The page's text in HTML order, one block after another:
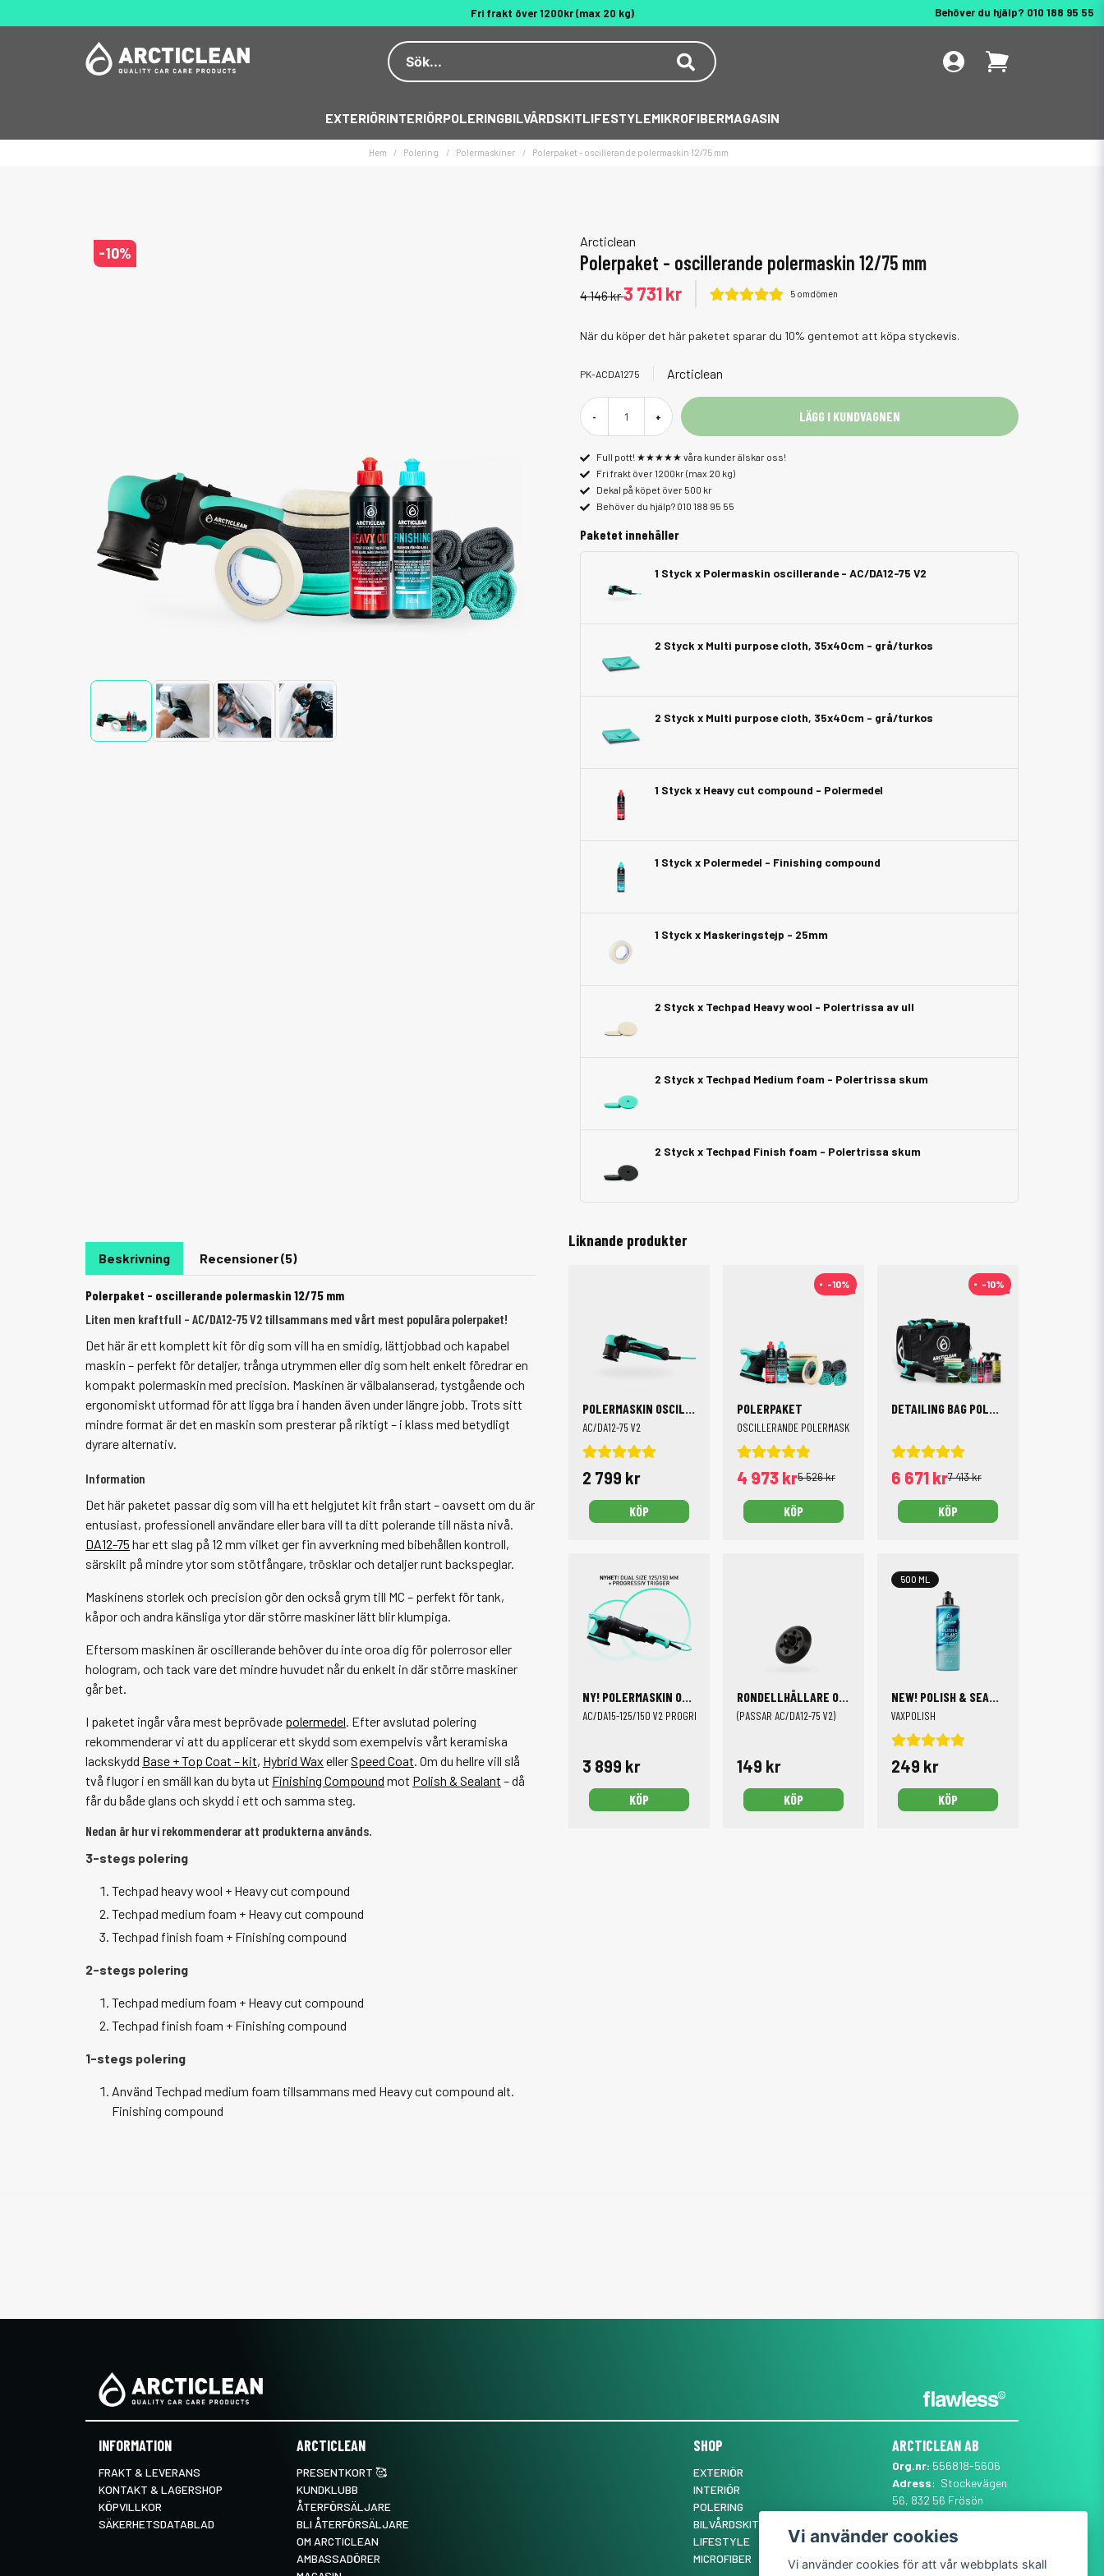
Fri frakt över 1200kr (max 20 kg)
Dekal på köpet över 500 kr
Behöver du hjälp? 010 188 95 55
EXTERIÖRINTERIÖRPOLERINGBILVÅRDSKITLIFESTYLEMIKROFIBERMAGASIN
Hem Polering Polermaskiner Polerpaket - oscillerande polermaskin 12/75 mm
-10%
Arcticlean
Polerpaket - oscillerande polermaskin 12/75 mm
4 146 kr3 731 kr 5 omdömen
När du köper det här paketet sparar du 10% gentemot att köpa styckevis.
PK-ACDA1275 Arcticlean
- + LÄGG I KUNDVAGNEN
Full pott! ★★★★★ våra kunder älskar oss!
Fri frakt över 1200kr (max 20 kg)
Dekal på köpet över 500 kr
Behöver du hjälp? 010 188 95 55
Paketet innehåller
1 Styck x Polermaskin oscillerande - AC/DA12-75 V2
2 Styck x Multi purpose cloth, 35x40cm - grå/turkos
2 Styck x Multi purpose cloth, 35x40cm - grå/turkos
1 Styck x Heavy cut compound - Polermedel
1 Styck x Polermedel - Finishing compound
1 Styck x Maskeringstejp - 25mm
2 Styck x Techpad Heavy wool - Polertrissa av ull
2 Styck x Techpad Medium foam - Polertrissa skum
2 Styck x Techpad Finish foam - Polertrissa skum
Beskrivning Recensioner (5)
Polerpaket - oscillerande polermaskin 12/75 mm
Liten men kraftfull – AC/DA12-75 V2 tillsammans med vårt mest populära polerpaket!
Det här är ett komplett kit för dig som vill ha en smidig, lättjobbad och kapabel
maskin – perfekt för detaljer, trånga utrymmen eller dig som helt enkelt föredrar en
kompakt polermaskin med precision. Maskinen är välbalanserad, tystgående och
ergonomiskt utformad för att ligga bra i handen även under längre jobb. Trots sitt
mindre format är det en maskin som presterar på riktigt – i klass med betydligt
dyrare alternativ.
Information
Det här paketet passar dig som vill ha ett helgjutet kit från start – oavsett om du är
entusiast, professionell användare eller bara vill ta ditt polerande till nästa nivå.
DA12-75 har ett slag på 12 mm vilket ger fin avverkning med bibehållen kontroll,
särskilt på mindre ytor som stötfångare, trösklar och detaljer runt backspeglar.
Maskinens storlek och precision gör den också grym till MC – perfekt för tank,
kåpor och andra känsliga ytor där större maskiner lätt blir klumpiga.
Eftersom maskinen är oscillerande behöver du inte oroa dig för polerrosor eller
hologram, och tack vare det mindre huvudet når du enkelt in där större maskiner
går bet.
I paketet ingår våra mest beprövade polermedel . Efter avslutad polering
rekommenderar vi att du applicerar ett skydd som exempelvis vårt keramiska
lackskydd Base + Top Coat – kit, Hybrid Wax ellerSpeed Coat . Om du hellre vill slå
två flugor i en smäll kan du byta ut Finishing Compound mot Polish & Sealant – då
får du både glans och skydd i ett och samma steg.
Nedan är hur vi rekommenderar att produkterna används.
3-stegs polering
Techpad heavy wool + Heavy cut compound
Techpad medium foam + Heavy cut compound
Techpad finish foam + Finishing compound
2-stegs polering
Techpad medium foam + Heavy cut compound
Techpad finish foam + Finishing compound
1-stegs polering
Använd Techpad medium foam tillsammans med Heavy cut compound alt.
Finishing compound
Liknande produkter
POLERMASKIN OSCILLERANDE
AC/DA12-75 V2
2 799 kr
KÖP
POLERPAKET
OSCILLERANDE POLERMASKIN 15/125 MM + 150MM PROGRESSIV TRIGGER
-10%
5 526 kr
4 973 kr
KÖP
-10%
DETAILING BAG POLERPAKET
-10%
7 413 kr
6 671 kr
KÖP
-10%
NY! POLERMASKIN OSCILLERANDE
AC/DA15-125/150 V2 PROGRESSIV DUAL SIZE
3 899 kr
KÖP
RONDELLHÅLLARE OSCILLERANDE POLERMASKIN, 3 TUM/75 MM
(PASSAR AC/DA12-75 V2)
149 kr
KÖP
NEW! POLISH & SEALANT
VAXPOLISH
249 kr
KÖP
500 ML
INFORMATION
FRAKT & LEVERANS
KONTAKT & LAGERSHOP
KÖPVILLKOR
SÄKERHETSDATABLAD
ARCTICLEAN
PRESENTKORT 🥰
KUNDKLUBB
ÅTERFÖRSÄLJARE
BLI ÅTERFÖRSÄLJARE
OM ARCTICLEAN
AMBASSADÖRER
SHOP
EXTERIÖR
INTERIÖR
POLERING
BILVÅRDSKIT ✨
LIFESTYLE
MICROFIBER
ARCTICLEAN AB
Org.nr: 556818-5606
Adress: Stockevägen
56, 832 56 Frösön
Telefon:0101889555
Vi använder cookies
Vi använder cookies för att vår webbplats skall